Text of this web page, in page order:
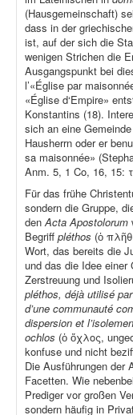
(Hausgemeinschaft)
dass in der
ist, auf der sich die
wenigen Strichen die
Ausgangspunkt bei
l’«Église par
«Église d‘Empire»
Konstantins (18).
sich an eine
Hausherrn oder er
sa maisonnée»
Anm. 5, 1 Co, 16, 15:
Für das frühe
sondern die Gruppe,
denActa Apostolorum
Begriff pléthos (ὁ
Wort, das bereits die
und das die Idee
Zerstreuung und
pléthos, déjà utilisé
d’une communauté
dispersion et
ochlos (ὁ ὄχλος,
konfuse und nicht
Die Ausführungen der
Facetten. Wie
Prediger vor großen
sondern häufig in